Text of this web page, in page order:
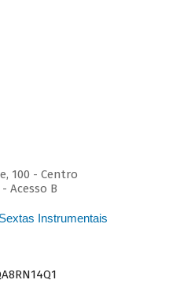
100 - Centro
Acesso B
Instrumentais